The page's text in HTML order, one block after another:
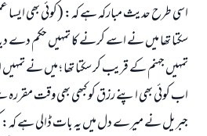
اسی طرح حدیث مبارکہ ہے کہ: (کوئی بھی
سکتا تھا میں نے اسے کرنے کا تمہیں حکم دے
تمہیں جہنم کے قریب کر سکتا تھا ؛ میں نے
اب کوئی بھی اپنے رزق کو کبھی بھی وقت
جبریل نے میرے دل میں یہ بات ڈالی ہے کہ: